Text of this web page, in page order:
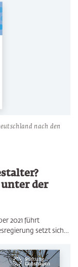
nach den
der
2021 führt
setzt sich…